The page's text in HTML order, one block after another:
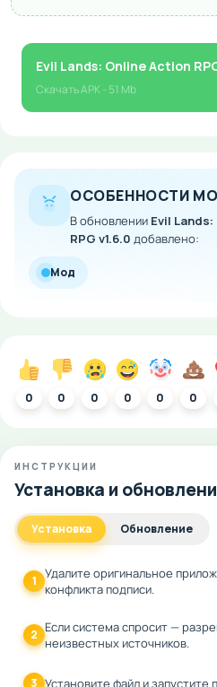
Evil Lands: Online Action
СкачатьAPK- 51 Mb
ОСОБЕННОСТИ
В обновлении Evil
RPG v1.6.0 добавлено:
Мод
0 0 0 0 0 0
ИНСТРУКЦИИ
Установка и
Установка Обновление
1 Удалите оригинальное
конфликта подписи.
2 Если система спросит —
неизвестных источников.
3 Установите файл и запустите